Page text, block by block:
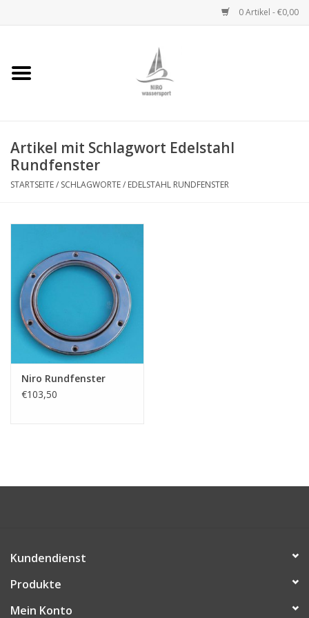
0 Artikel - €0,00
Startseite
Niro Ketten
Niro Drahtseile
Niro Zubehör
Wantenseile
Niro Deckbeschläge
Niro Schäkel
Niro Drahtseilspanner
Artikel mit Schlagwort Edelstahl
Rundfenster
STARTSEITE/ SCHLAGWORTE/ EDELSTAHL RUNDFENSTER
Niro Rundfenster
€103,50
Kundendienst
Produkte
Mein Konto